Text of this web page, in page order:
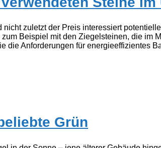
zuletzt der Preis interessiert
Beispiel mit den Ziegelsteinen, die im
die Anforderungen für energieeffizientes
Grün